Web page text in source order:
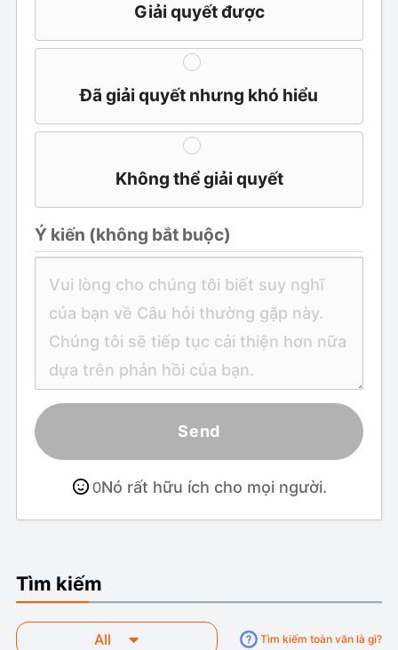
Giải quyết được
Đã giải quyết nhưng khó hiểu
Không thể giải quyết
Ý kiến ​​(không bắt buộc)
Send
0Nó rất hữu ích cho mọi người.
Tìm kiếm
All Tìm kiếm toàn văn là gì?